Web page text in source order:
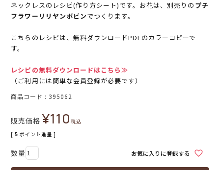
ネックレスのレシピ(作り方シート)です。お花は、別売りの プチ
フラワーリリヤンボビンでつくります。
こちらのレシピは、無料ダウンロードPDFのカラーコピーで
す。
レシピの無料ダウンロードはこちら≫
（ご利用には簡単な会員登録が必要です）
商品コード 395062
販売価格 ¥110税込
[ 5 ポイント進呈 ]
お気に入りに登録する